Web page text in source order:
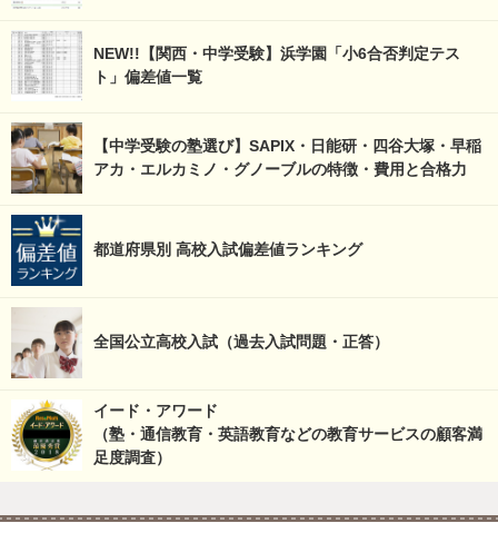
NEW!!【関西・中学受験】浜学園「小6合否判定テス
ト」偏差値一覧
【中学受験の塾選び】SAPIX・日能研・四谷大塚・早稲
アカ・エルカミノ・グノーブルの特徴・費用と合格力
都道府県別 高校入試偏差値ランキング
全国公立高校入試（過去入試問題・正答）
イード・アワード
（塾・通信教育・英語教育などの教育サービスの顧客満
足度調査）